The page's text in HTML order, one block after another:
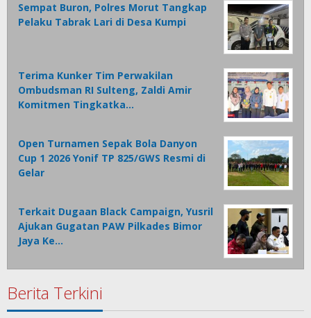
Sempat Buron, Polres Morut Tangkap
Pelaku Tabrak Lari di Desa Kumpi
Terima Kunker Tim Perwakilan
Ombudsman RI Sulteng, Zaldi Amir
Komitmen Tingkatka…
Open Turnamen Sepak Bola Danyon
Cup 1 2026 Yonif TP 825/GWS Resmi di
Gelar
Terkait Dugaan Black Campaign, Yusril
Ajukan Gugatan PAW Pilkades Bimor
Jaya Ke…
Berita Terkini